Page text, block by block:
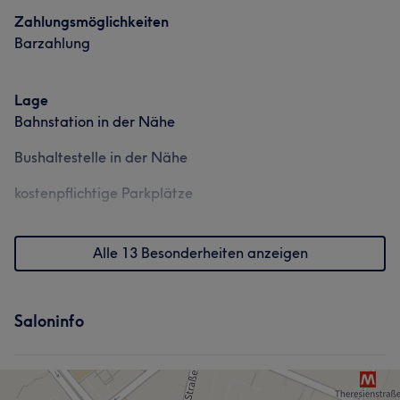
Zahlungsmöglichkeiten
Barzahlung
Lage
Bahnstation in der Nähe
Bushaltestelle in der Nähe
kostenpflichtige Parkplätze
Alle 13 Besonderheiten anzeigen
Saloninfo